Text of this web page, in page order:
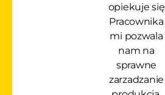
opiekuje się
Pracownika
mi pozwala
nam na
sprawne
zarzadzanie